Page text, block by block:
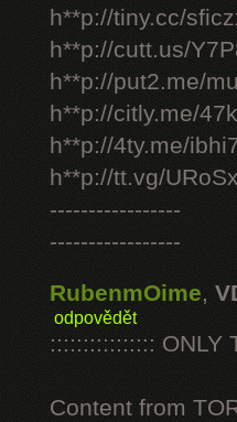
h**p://tiny.cc/
h**p://cutt.us/
h**p://put2.me/
h**p://citly.me/
h**p://4ty.me/
h**p://tt.vg/URoSx
-----------------
-----------------
RubenmOime,
odpovědět
:::::::::::::::: ONLY
Content from